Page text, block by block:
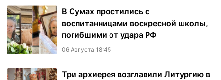
В Сумах простились с
воспитанницами воскресной школы,
погибшими от удара РФ
06 Августа 18:45
Три архиерея возглавили Литургию в